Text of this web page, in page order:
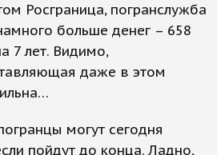
Росграница, погранслужба
больше денег – 658
7 лет. Видимо,
даже в этом
могут сегодня
пойдут до конца. Ладно,